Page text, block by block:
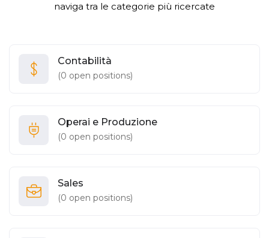
naviga tra le categorie più ricercate
Contabilità
(0 open positions)
Operai e Produzione
(0 open positions)
Sales
(0 open positions)